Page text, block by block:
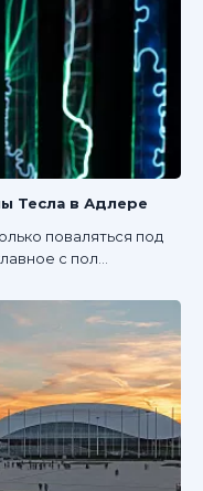
Тесла в Адлере
поваляться под
с пол...